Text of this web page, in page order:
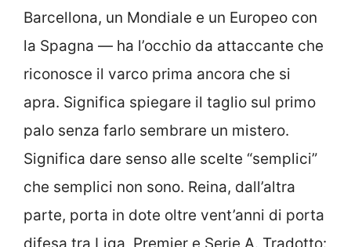
Barcellona, un Mondiale e un Europeo con
la Spagna — ha l’occhio da attaccante che
riconosce il varco prima ancora che si
apra. Significa spiegare il taglio sul primo
palo senza farlo sembrare un mistero.
Significa dare senso alle scelte “semplici”
che semplici non sono. Reina, dall’altra
parte, porta in dote oltre vent’anni di porta